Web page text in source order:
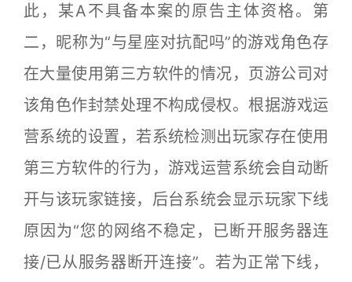
此，某A不具备本案的原告主体资格。第
二，昵称为“与星座对抗配吗”的游戏角色存
在大量使用第三方软件的情况，页游公司对
该角色作封禁处理不构成侵权。根据游戏运
营系统的设置，若系统检测出玩家存在使用
第三方软件的行为，游戏运营系统会自动断
开与该玩家链接，后台系统会显示玩家下线
原因为“您的网络不稳定，已断开服务器连
接/已从服务器断开连接”。若为正常下线，